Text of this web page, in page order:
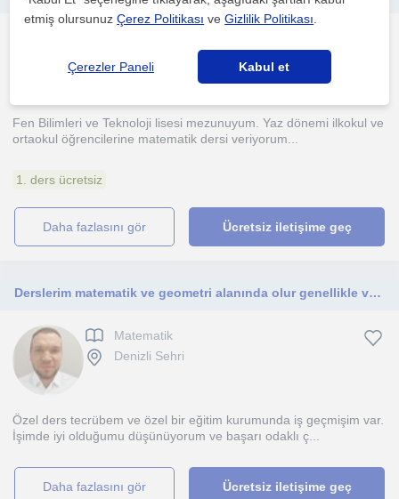
Denizli Sehri, Merkezefe...
Fen Bilimleri ve Teknoloji lisesi mezunuyum. Yaz dönemi ilkokul ve
ortaokul öğrencilerine matematik dersi veriyorum...
1. ders ücretsiz
daha fazlasını gör Ücretsiz iletişime geç
Derslerim matematik ve geometri alanında olur genellikle ve bu konuda öğrenciyle iletişim kurmakta tecrübeliyim.
Matematik
Denizli Sehri
Özel ders tecrübem ve özel bir eğitim kurumunda iş geçmişim var.
İşimde iyi olduğumu düşünüyorum ve başarı odaklı ç...
daha fazlasını gör Ücretsiz iletişime geç
etmiş olursunuzÇerez Politikası veGizlilik Politikası
Çerezler Paneli Kabul et